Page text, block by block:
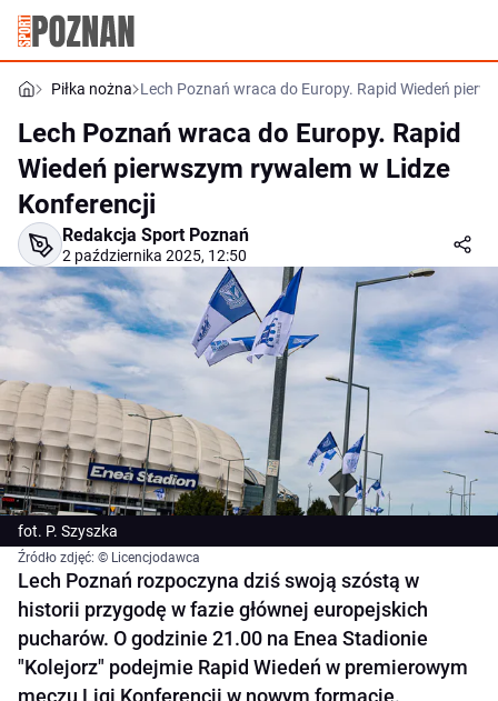
Piłka nożna Lech Poznań wraca do Europy. Rapid Wiedeń
Lech Poznań wraca do Europy. Rapid
Wiedeń pierwszym rywalem w Lidze
Konferencji
Redakcja Sport Poznań
2 października 2025, 12:50
fot. P. Szyszka
Źródło zdjęć: © Licencjodawca
Lech Poznań rozpoczyna dziś swoją szóstą w
historii przygodę w fazie głównej europejskich
pucharów. O godzinie 21.00 na Enea Stadionie
"Kolejorz" podejmie Rapid Wiedeń w premierowym
meczu Ligi Konferencji w nowym formacie.